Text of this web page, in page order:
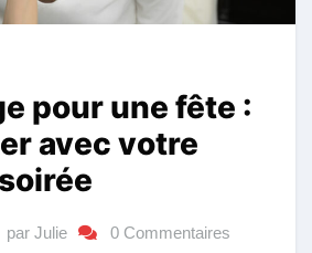
pour une fête :
avec votre
par Julie 0 Commentaires